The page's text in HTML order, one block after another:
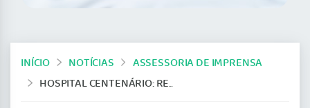
INÍCIO NOTÍCIAS
ASSESSORIA DE IMPRENSA
HOSPITAL CENTENÁRIO: REUNIÃO COM CORPO CLÍNICO REVELA DESCUMPRIMENTO DO TAC